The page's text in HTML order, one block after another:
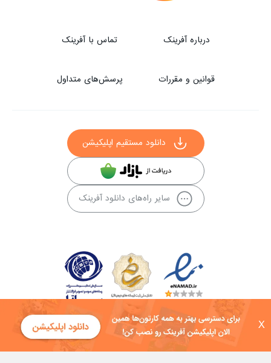
X
درباره آفرینک تماس با آفرینک
قوانین و مقررات پرسش‌های متداول
دانلود مستقیم اپلیکیشن
سایر راه‌های دانلود آفرینک
کلیه حقوق این سایت به شرکت توسعه فناوی هفت آسمان توکان تعلق دارد و